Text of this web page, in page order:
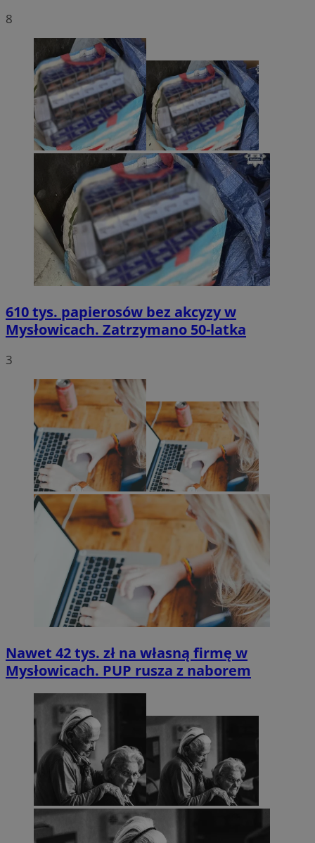
8
610 tys. papierosów bez akcyzy w
Mysłowicach. Zatrzymano 50-latka
3
Nawet 42 tys. zł na własną firmę w
Mysłowicach. PUP rusza z naborem